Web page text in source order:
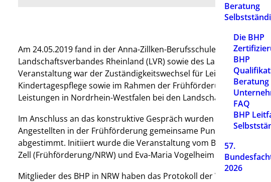
Beratung
Die BHP
BHP
Beratung
FAQ
BHP
57.
2026
Am 24.05.2019 fand in der Anna-Zillken-Berufsschule in
Landschaftsverbandes Rheinland (LVR) sowie des
Veranstaltung war der Zuständigkeitswechsel für Leistungen der
Kindertagespflege sowie im Rahmen der Frühförderung erbracht
Leistungen in Nordrhein-Westfalen bei den Landschaftverbänden.
Im Anschluss an das konstruktive Gespräch wurden mit den
Angestellten in der Frühförderung gemeinsame Punkte für die
abgestimmt. Initiiert wurde die Veranstaltung vom BHP e.V.,
Zell (Frühförderung/NRW) und Eva-Maria Vogelheim
Mitglieder des BHP in NRW haben das Protokoll der